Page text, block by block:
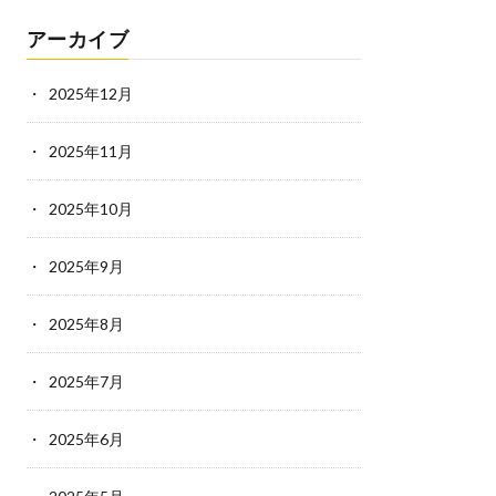
アーカイブ
2025年12月
2025年11月
2025年10月
2025年9月
2025年8月
2025年7月
2025年6月